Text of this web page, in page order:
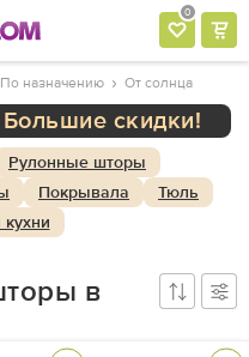
0
По назначению От солнца
Большие скидки!
Рулонные шторы
Покрывала
Тюль
в